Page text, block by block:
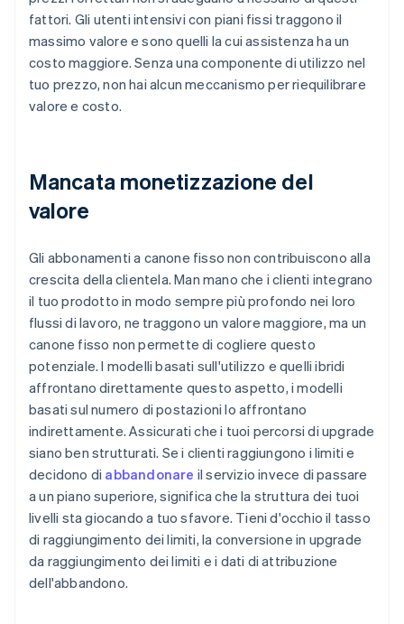
fattori. Gli utenti intensivi con piani fissi traggono il
massimo valore e sono quelli la cui assistenza ha un
costo maggiore. Senza una componente di utilizzo nel
tuo prezzo, non hai alcun meccanismo per riequilibrare
valore e costo.
Mancata monetizzazione del
valore
Gli abbonamenti a canone fisso non contribuiscono alla
crescita della clientela. Man mano che i clienti integrano
il tuo prodotto in modo sempre più profondo nei loro
flussi di lavoro, ne traggono un valore maggiore, ma un
canone fisso non permette di cogliere questo
potenziale. I modelli basati sull'utilizzo e quelli ibridi
affrontano direttamente questo aspetto, i modelli
basati sul numero di postazioni lo affrontano
indirettamente. Assicurati che i tuoi percorsi di upgrade
siano ben strutturati. Se i clienti raggiungono i limiti e
decidono di abbandonare il servizio invece di passare
a un piano superiore, significa che la struttura dei tuoi
livelli sta giocando a tuo sfavore. Tieni d'occhio il tasso
di raggiungimento dei limiti, la conversione in upgrade
da raggiungimento dei limiti e i dati di attribuzione
dell'abbandono.